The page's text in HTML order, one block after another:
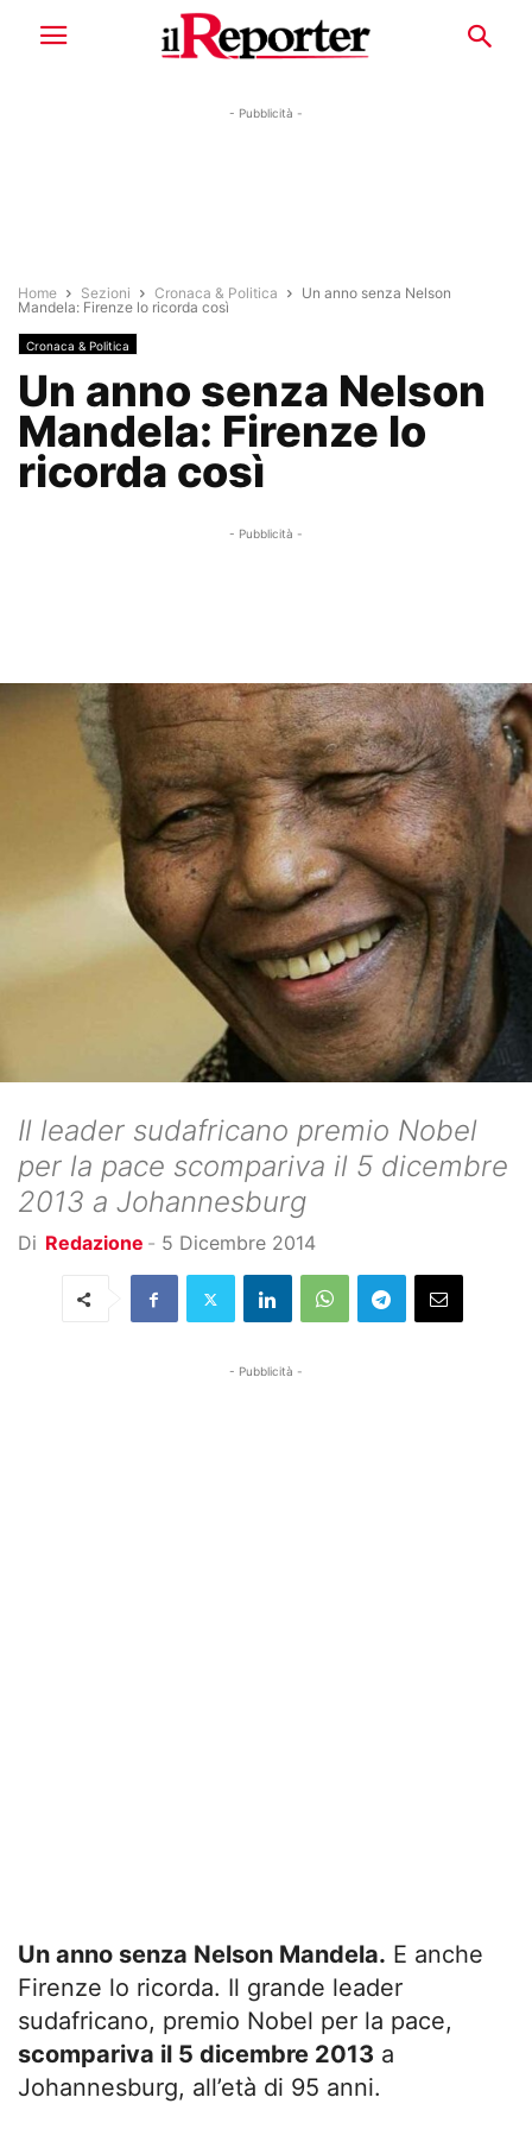
- Pubblicità -
Home Sezioni Cronaca & Politica
Un anno senza Nelson
Mandela: Firenze lo ricorda così
Cronaca & Politica
Un anno senza Nelson
Mandela: Firenze lo
ricorda così
- Pubblicità -
Il leader sudafricano premio Nobel
per la pace scompariva il 5 dicembre
2013 a Johannesburg
Di Redazione - 5 Dicembre 2014
- Pubblicità -
Un anno senza Nelson Mandela. E anche
Firenze lo ricorda. Il grande leader
sudafricano, premio Nobel per la pace,
scompariva il 5 dicembre 2013 a
Johannesburg, all’età di 95 anni.